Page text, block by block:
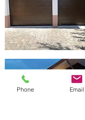
Phone Email